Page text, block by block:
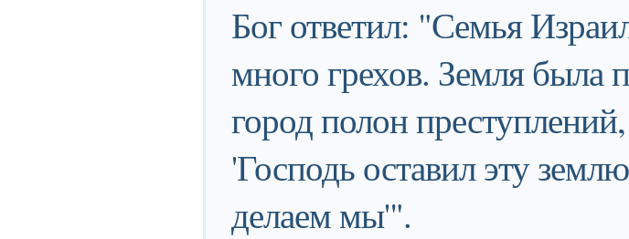
Бог ответил: "Семья
много грехов. Земля была
город полон
'Господь оставил эту
делаем мы'".